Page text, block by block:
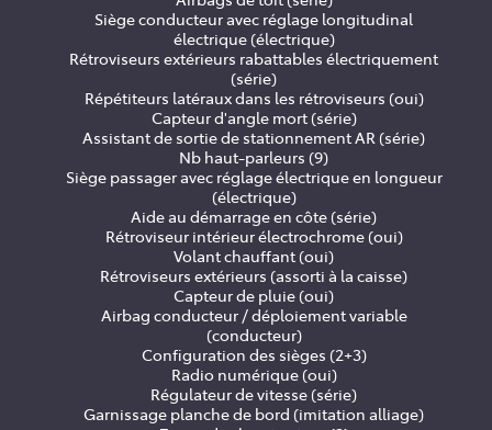
Siège conducteur avec réglage longitudinal
électrique (électrique)
Rétroviseurs extérieurs rabattables électriquement
(série)
Répétiteurs latéraux dans les rétroviseurs (oui)
Capteur d'angle mort (série)
Assistant de sortie de stationnement AR (série)
Nb haut-parleurs (9)
Siège passager avec réglage électrique en longueur
(électrique)
Aide au démarrage en côte (série)
Rétroviseur intérieur électrochrome (oui)
Volant chauffant (oui)
Rétroviseurs extérieurs (assorti à la caisse)
Capteur de pluie (oui)
Airbag conducteur / déploiement variable
(conducteur)
Configuration des sièges (2+3)
Radio numérique (oui)
Régulateur de vitesse (série)
Garnissage planche de bord (imitation alliage)